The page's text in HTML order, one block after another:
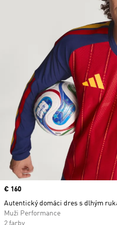
Price
€ 160
Autentický domáci dres s dlhým
Muži Performance
2 farby